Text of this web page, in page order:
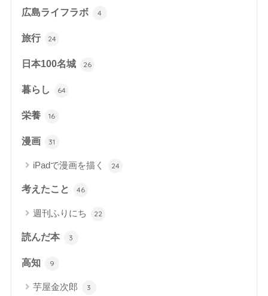
広島ライフラボ 4
旅行 24
日本100名城 26
暮らし 64
栄養 16
漫画 31
iPadで漫画を描く 24
考えたこと 46
週刊ふりにち 22
読んだ本 3
高知 9
芋屋金次郎 3